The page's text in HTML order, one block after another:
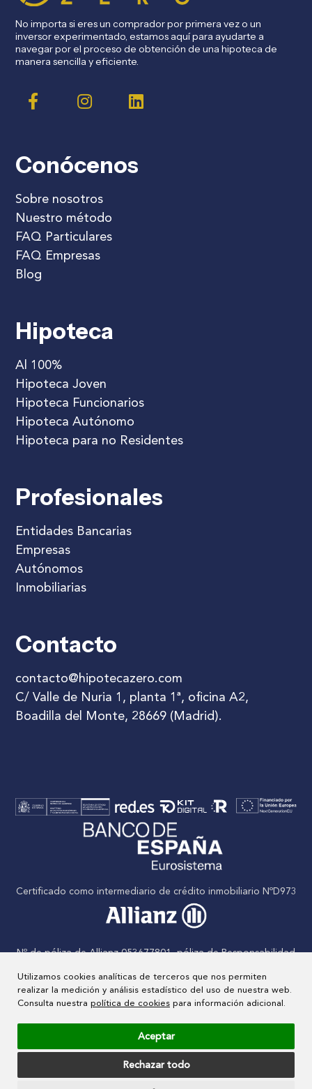
Utilizamos cookies analíticas de terceros que nos permiten
realizar la medición y análisis estadístico del uso de nuestra web.
Consulta nuestra política de cookies para información adicional.
Aceptar
Rechazar todo
No importa si eres un comprador por primera vez o un
inversor experimentado, estamos aquí para ayudarte a
navegar por el proceso de obtención de una hipoteca de
manera sencilla y eficiente.
Conócenos
Sobre nosotros
Nuestro método
FAQ Particulares
FAQ Empresas
Blog
Hipoteca
Al 100%
Hipoteca Joven
Hipoteca Funcionarios
Hipoteca Autónomo
Hipoteca para no Residentes
Profesionales
Entidades Bancarias
Empresas
Autónomos
Inmobiliarias
Contacto
contacto@hipotecazero.com
C/ Valle de Nuria 1, planta 1ª, oficina A2,
Boadilla del Monte, 28669 (Madrid).
Certificado como intermediario de crédito inmobiliario NºD973
Nº de póliza de Allianz 053677801, póliza de Responsabilidad
Nº de Agente inmobiliario inscrito en el RAIN: Nº 000829/23
© 2025 | Hipoteca ZERO